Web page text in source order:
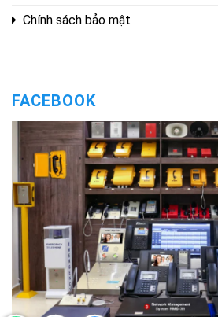
Chính sách bảo mật
FACEBOOK